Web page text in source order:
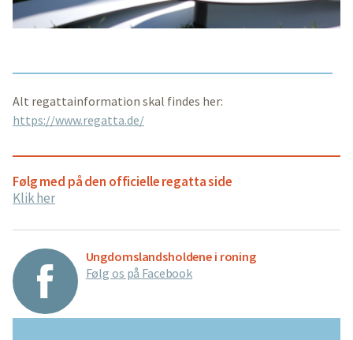
Alt regattainformation skal findes her:
https://www.regatta.de/
Følg med på den officielle regatta side
Klik her
Ungdomslandsholdene i roning
Følg os på Facebook